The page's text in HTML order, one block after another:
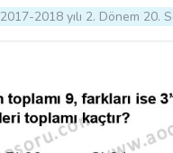
2017-2018 yılı 2. Dönem 20.